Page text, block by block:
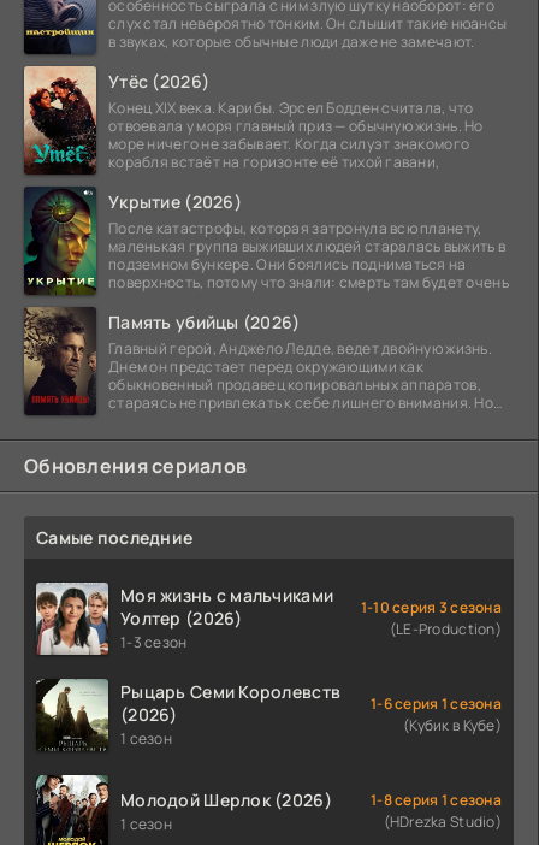
особенность сыграла с ним злую шутку наоборот: его
слух стал невероятно тонким. Он слышит такие нюансы
в звуках, которые обычные люди даже не замечают.
Утёс (2026)
Конец XIX века. Карибы. Эрсел Бодден считала, что
отвоевала у моря главный приз — обычную жизнь. Но
море ничего не забывает. Когда силуэт знакомого
корабля встаёт на горизонте её тихой гавани,
Укрытие (2026)
После катастрофы, которая затронула всю планету,
маленькая группа выживших людей старалась выжить в
подземном бункере. Они боялись подниматься на
поверхность, потому что знали: смерть там будет очень
Память убийцы (2026)
Главный герой, Анджело Ледде, ведет двойную жизнь.
Днем он предстает перед окружающими как
обыкновенный продавец копировальных аппаратов,
стараясь не привлекать к себе лишнего внимания. Но
Обновления сериалов
Самые последние
Моя жизнь с мальчиками
Уолтер (2026)
1-3 сезон
1-10 серия 3 сезона
(LE-Production)
Рыцарь Семи Королевств
(2026)
1 сезон
1-6 серия 1 сезона
(Кубик в Кубе)
Молодой Шерлок (2026)
1 сезон
1-8 серия 1 сезона
(HDrezka Studio)